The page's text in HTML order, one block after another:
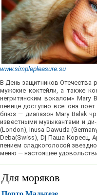
www.simplepleasure.su
В День защитников Отечества
мужские коктейли, а также
негритянским вокалом» Mary
певице доступно все: она
блюз — диапазон Mary Balak
известными музыкантами и
(London), Inusa Dawuda
Deba(Swiss), Dj Паша Кореец,
пением сладкоголосой
меню — настоящее
Для моряков